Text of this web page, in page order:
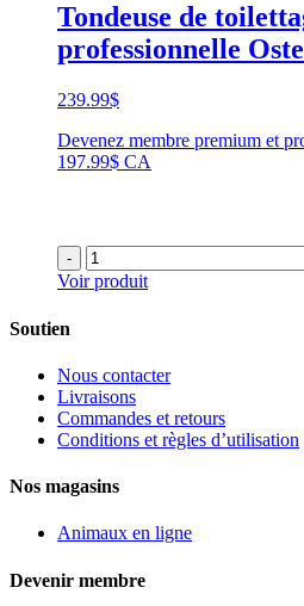
Tondeuse de
professionnelle
239.99$
Devenez membre premium et
197.99$ CA
-
Voir produit
Soutien
Nous contacter
Livraisons
Commandes et retours
Conditions et règles d’utilisation
Nos magasins
Animaux en ligne
Devenir membre